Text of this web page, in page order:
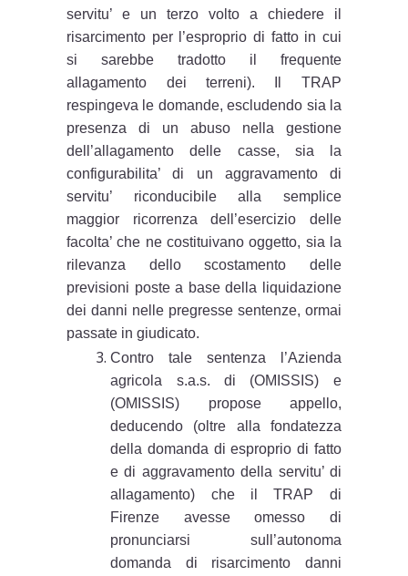
servitu’ e un terzo volto a chiedere il
risarcimento per l’esproprio di fatto in cui
si sarebbe tradotto il frequente
allagamento dei terreni). Il TRAP
respingeva le domande, escludendo sia la
presenza di un abuso nella gestione
dell’allagamento delle casse, sia la
configurabilita’ di un aggravamento di
servitu’ riconducibile alla semplice
maggior ricorrenza dell’esercizio delle
facolta’ che ne costituivano oggetto, sia la
rilevanza dello scostamento delle
previsioni poste a base della liquidazione
dei danni nelle pregresse sentenze, ormai
passate in giudicato.
Contro tale sentenza l’Azienda
agricola s.a.s. di (OMISSIS) e
(OMISSIS) propose appello,
deducendo (oltre alla fondatezza
della domanda di esproprio di fatto
e di aggravamento della servitu’ di
allagamento) che il TRAP di
Firenze avesse omesso di
pronunciarsi sull’autonoma
domanda di risarcimento danni